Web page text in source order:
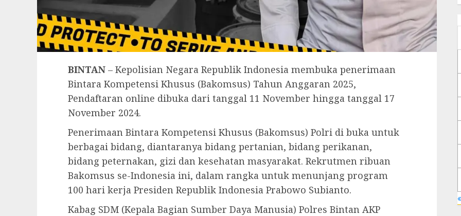
BINTAN – Kepolisian Negara Republik Indonesia membuka penerimaan
Bintara Kompetensi Khusus (Bakomsus) Tahun Anggaran 2025,
Pendaftaran online dibuka dari tanggal 11 November hingga tanggal 17
November 2024.
Penerimaan Bintara Kompetensi Khusus (Bakomsus) Polri di buka untuk
berbagai bidang, diantaranya bidang pertanian, bidang perikanan,
bidang peternakan, gizi dan kesehatan masyarakat. Rekrutmen ribuan
Bakomsus se-Indonesia ini, dalam rangka untuk menunjang program
100 hari kerja Presiden Republik Indonesia Prabowo Subianto.
Kabag SDM (Kepala Bagian Sumber Daya Manusia) Polres Bintan AKP